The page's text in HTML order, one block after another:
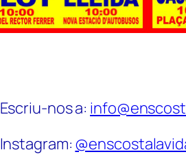
Escriu-nos a:
Instagram: